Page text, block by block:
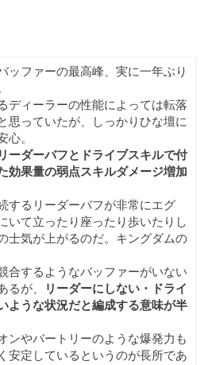
ッファーの最高峰、実に一年ぶり
ディーラーの性能によっては転落
思っていたが、しっかりひな壇に
心。
ーダーバフとドライブスキルで付
効果量の弱点スキルダメージ増加
するリーダーバフが非常にエグ
いて立ったり座ったり歩いたりし
士気が上がるのだ。キングダムの
合するようなバッファーがいない
るが、
リーダーにしない・ドライ
ような状況だと編成する意味が半
ンやバートリーのような爆発力も
安定しているというのが長所であ